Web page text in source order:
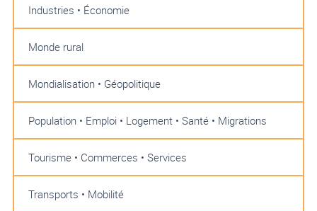
Industries • Économie
Monde rural
Mondialisation • Géopolitique
Population • Emploi • Logement • Santé • Migrations
Tourisme • Commerces • Services
Transports • Mobilité